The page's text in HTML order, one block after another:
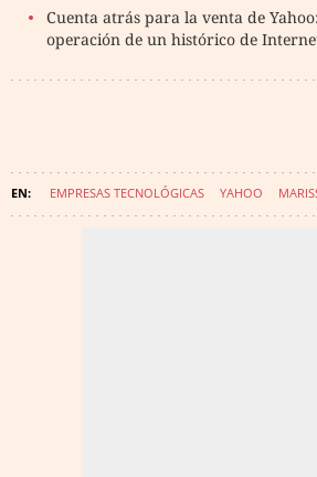
Cuenta atrás para la venta de
operación de un histórico de
EMPRESAS TECNOLÓGICAS YAHOO